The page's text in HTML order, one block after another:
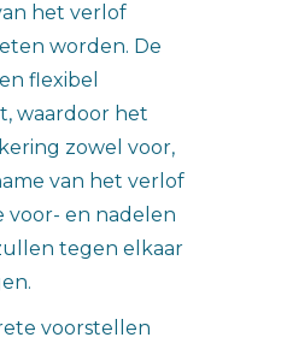
het verlof
worden. De
flexibel
waardoor het
zowel voor,
van het verlof
voor- en nadelen
tegen elkaar
voorstellen